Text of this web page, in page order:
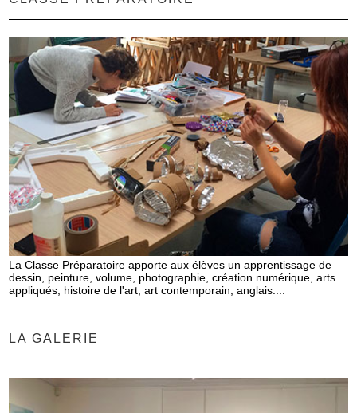
La Classe Préparatoire apporte aux élèves un apprentissage de
dessin, peinture, volume, photographie, création numérique, arts
appliqués, histoire de l'art, art contemporain, anglais....
LA GALERIE